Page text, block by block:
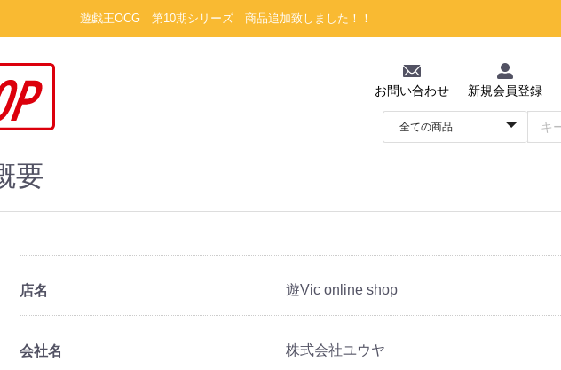
遊戯王OCG 第10期シリーズ 商品追加致しました！！
お問い合わせ 新規会員登録
リアルコ
主役
弟の絆
長集結
キー・D・
ム海賊団
要
店名 遊Vic online shop
会社名 株式会社ユウヤ